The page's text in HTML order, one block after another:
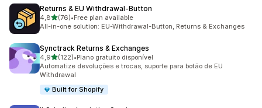
Returns & EU Withdrawal‑Button
4,8de 5 estrelas
(76)
76 avaliações ao todo
•Free plan available
All-in-one solution: EU-Withdrawal-Button, Returns & Exchanges
Synctrack Returns & Exchanges
4,9de 5 estrelas
(122)
122 avaliações ao todo
•Plano gratuito disponível
Automatize devoluções e trocas, suporte para botão de EU
Withdrawal
Built for Shopify